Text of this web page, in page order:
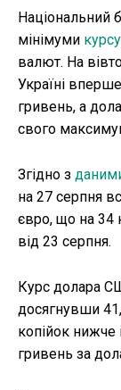
Національний
мінімуми
валют. На
Україні
гривень, а
свого
Згідно з
на 27 серпня
євро, що на 34
від 23 серпня.
Курс долара
досягнувши
копійок нижче
гривень за